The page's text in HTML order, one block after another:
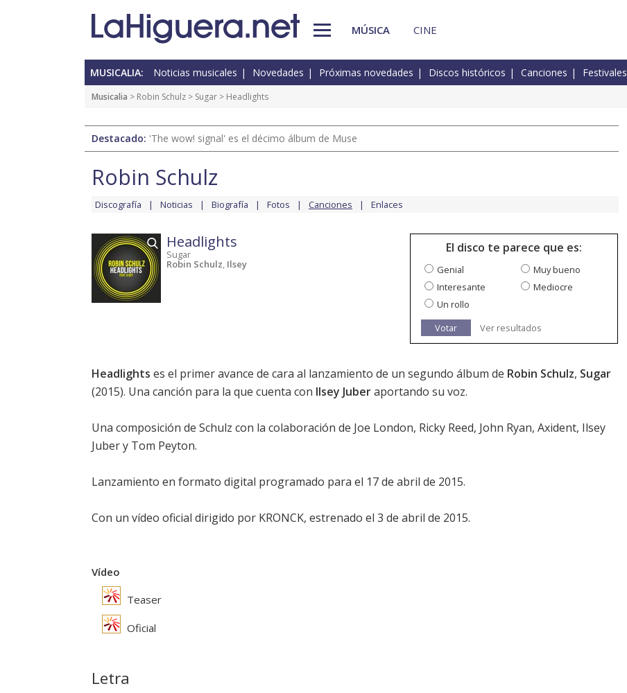
MÚSICA CINE
MUSICALIA: Noticias musicales Novedades Próximas novedades Discos históricos Canciones Festivales
Musicalia > Robin Schulz > Sugar > Headlights
Destacado: 'The wow! signal' es el décimo álbum de Muse
Robin Schulz
Discografía Noticias Biografía Fotos Canciones Enlaces
Headlights
Sugar
Robin Schulz, Ilsey
El disco te parece que es:
Genial
Muy bueno
Interesante
Mediocre
Un rollo
Votar
Ver resultados
Headlights es el primer avance de cara al lanzamiento de un segundo álbum de Robin Schulz, Sugar
(2015). Una canción para la que cuenta con Ilsey Juberaportando su voz.
Una composición de Schulz con la colaboración de Joe London, Ricky Reed, John Ryan, Axident, Ilsey
Juber y Tom Peyton.
Lanzamiento en formato digital programado para el 17 de abril de 2015.
Con un vídeo oficial dirigido por KRONCK, estrenado el 3 de abril de 2015.
Vídeo
Teaser
Oficial
Letra